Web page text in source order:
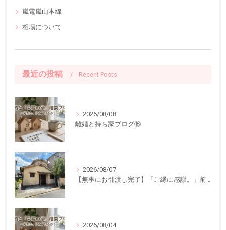
嵐電嵐山本線
相場について
最近の投稿 Recent Posts
2026/08/08
離婚と持ち家ブログ⑱
2026/08/07
【無事にお引渡し完了】「ご縁に感謝。」前回ご紹介した中古一戸建てのお引渡しが終了しました
2026/08/04